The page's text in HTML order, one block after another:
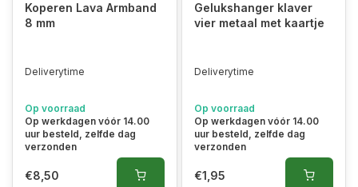
Koperen Lava Armband
8 mm
Deliverytime
Op voorraad
Op werkdagen vóór 14.00
uur besteld, zelfde dag
verzonden
€8,50
Gelukshanger klaver
vier metaal met kaartje
Deliverytime
Op voorraad
Op werkdagen vóór 14.00
uur besteld, zelfde dag
verzonden
€1,95